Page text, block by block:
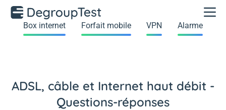
Box internet Forfait mobile VPN Alarme
ADSL, câble et Internet haut débit -
Questions-réponses